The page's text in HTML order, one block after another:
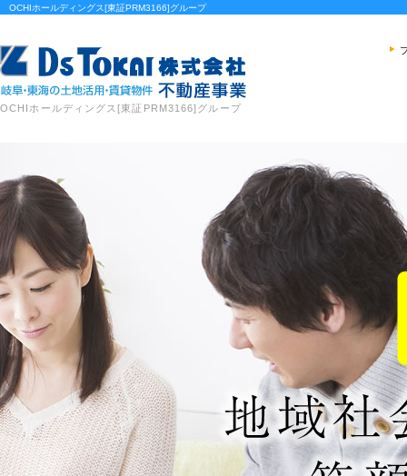
OCHIホールディングス[東証PRM3166]グループ
OCHIホールディングス[東証PRM3166]グループ